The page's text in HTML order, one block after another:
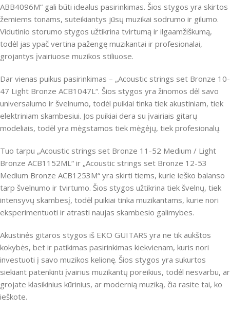
ABB4096M“ gali būti idealus pasirinkimas. Šios stygos yra skirtos
žemiems tonams, suteikiantys jūsų muzikai sodrumo ir gilumo.
Vidutinio storumo stygos užtikrina tvirtumą ir ilgaamžiškumą,
todėl jas ypač vertina pažengę muzikantai ir profesionalai,
grojantys įvairiuose muzikos stiliuose.
Dar vienas puikus pasirinkimas – „Acoustic strings set Bronze 10-
47 Light Bronze ACB1047L“. Šios stygos yra žinomos dėl savo
universalumo ir švelnumo, todėl puikiai tinka tiek akustiniam, tiek
elektriniam skambesiui. Jos puikiai dera su įvairiais gitarų
modeliais, todėl yra mėgstamos tiek mėgėjų, tiek profesionalų.
Tuo tarpu „Acoustic strings set Bronze 11-52 Medium / Light
Bronze ACB1152ML“ ir „Acoustic strings set Bronze 12-53
Medium Bronze ACB1253M“ yra skirti tiems, kurie ieško balanso
tarp švelnumo ir tvirtumo. Šios stygos užtikrina tiek švelnų, tiek
intensyvų skambesį, todėl puikiai tinka muzikantams, kurie nori
eksperimentuoti ir atrasti naujas skambesio galimybes.
Akustinės gitaros stygos iš EKO GUITARS yra ne tik aukštos
kokybės, bet ir patikimas pasirinkimas kiekvienam, kuris nori
investuoti į savo muzikos kelionę. Šios stygos yra sukurtos
siekiant patenkinti įvairius muzikantų poreikius, todėl nesvarbu, ar
grojate klasikinius kūrinius, ar modernią muziką, čia rasite tai, ko
ieškote.